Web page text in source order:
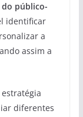
do público-
identificar
a
assim a
diferentes